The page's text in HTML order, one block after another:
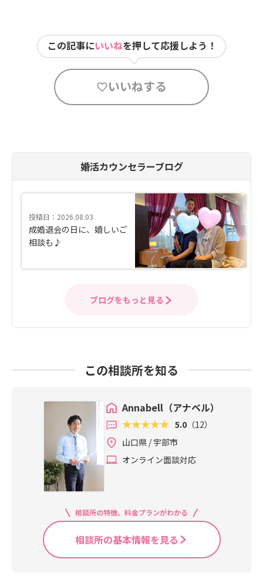
この記事にいいねを押して応援しよう！
いいねする
婚活カウンセラーブログ
投稿日：2026.08.03
成婚退会の日に、嬉しいご
相談も♪
ブログをもっと見る
この相談所を知る
Annabell（アナベル）
5.0 （12）
山口県 / 宇部市
オンライン面談対応
相談所の特徴、料金プランがわかる
相談所の基本情報を見る